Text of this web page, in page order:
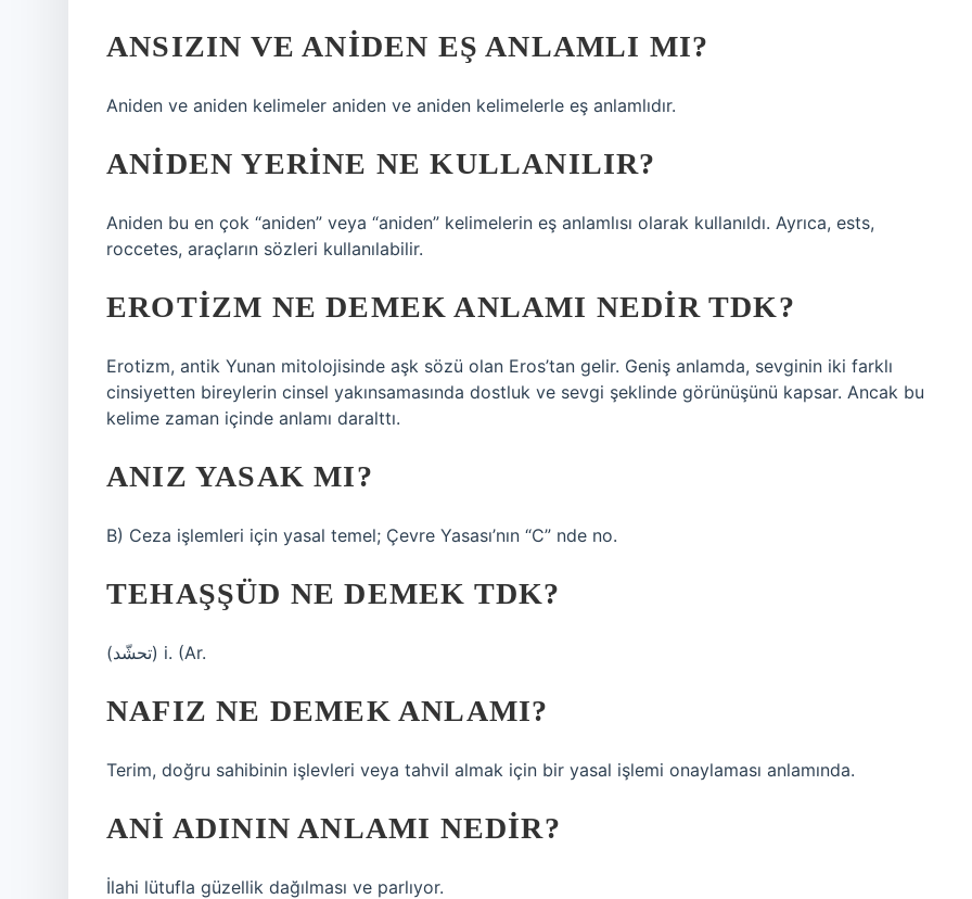
ANSIZIN VE ANIDEN EŞ ANLAMLI MI?
Aniden ve aniden kelimeler aniden ve aniden kelimelerle eş anlamlıdır.
ANIDEN YERINE NE KULLANILIR?
Aniden bu en çok “aniden” veya “aniden” kelimelerin eş anlamlısı olarak kullanıldı. Ayrıca, ests,
roccetes, araçların sözleri kullanılabilir.
EROTIZM NE DEMEK ANLAMI NEDIR TDK?
Erotizm, antik Yunan mitolojisinde aşk sözü olan Eros’tan gelir. Geniş anlamda, sevginin iki farklı
cinsiyetten bireylerin cinsel yakınsamasında dostluk ve sevgi şeklinde görünüşünü kapsar. Ancak bu
kelime zaman içinde anlamı daralttı.
ANIZ YASAK MI?
B) Ceza işlemleri için yasal temel; Çevre Yasası’nın “C” nde no.
TEHAŞŞÜD NE DEMEK TDK?
(ﺗﺤﺸّﺪ) i. (Ar.
NAFIZ NE DEMEK ANLAMI?
Terim, doğru sahibinin işlevleri veya tahvil almak için bir yasal işlemi onaylaması anlamında.
ANI ADININ ANLAMI NEDIR?
İlahi lütufla güzellik dağılması ve parlıyor.